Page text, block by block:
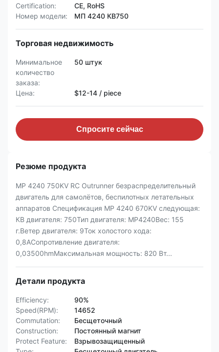
Certification:
CE, RoHS
Номер модели:
МП 4240 КВ750
Торговая недвижимость
Минимальное
количество
заказа:
50 штук
Цена: $12-14 / piece
Спросите сейчас
Резюме продукта
MP 4240 750KV RC Outrunner безраспределительный
двигатель для самолётов, беспилотных летательных
аппаратов Спецификация MP 4240 670KV следующая:
КВ двигателя: 750Тип двигателя: MP4240Вес: 155
г.Ветер двигателя: 9Ток холостого хода:
0,8AСопротивление двигателя:
0,03500hmМаксимальная мощность: 820 Вт...
Детали продукта
Efficiency:
90%
Speed(RPM):
14652
Commutation:
Бесщеточный
Construction:
Постоянный магнит
Protect Feature:
Взрывозащищенный